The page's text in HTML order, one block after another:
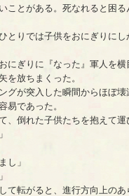
ことがある。死なれると困
とりでは子供をおにぎりに
にぎりに『なった』軍人を横
を放ちまくった。
グが突入した瞬間からほぼ壊
易であった。
倒れた子供たちを抱えて運
し」
て転がると、進行方向上のあ